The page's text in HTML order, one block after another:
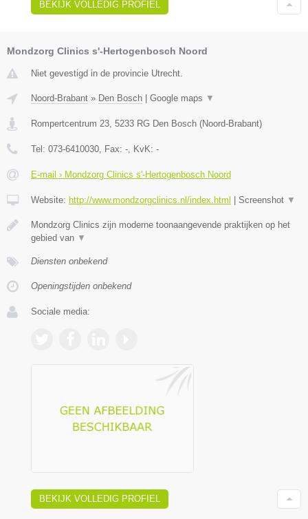
BEKIJK VOLLEDIG PROFIEL
Mondzorg Clinics s'-Hertogenbosch Noord
Niet gevestigd in de provincie Utrecht.
Noord-Brabant » Den Bosch | Google maps ▼
Rompertcentrum 23 5233 RG Den Bosch (Noord-Brabant)
Tel: 073-6410030 , Fax: - , KvK: -
E-mail › Mondzorg Clinics s'-Hertogenbosch Noord
Website: http://www.mondzorgclinics.nl/index.html | Screenshot ▼
Mondzorg Clinics zijn moderne toonaangevende praktijken op het
gebied van ▼
Diensten onbekend
Openingstijden onbekend
Sociale media:
BEKIJK VOLLEDIG PROFIEL